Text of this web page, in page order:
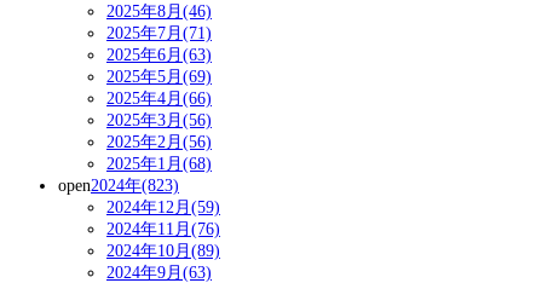
2025年8月(46)
2025年7月(71)
2025年6月(63)
2025年5月(69)
2025年4月(66)
2025年3月(56)
2025年2月(56)
2025年1月(68)
open2024年(823)
2024年12月(59)
2024年11月(76)
2024年10月(89)
2024年9月(63)